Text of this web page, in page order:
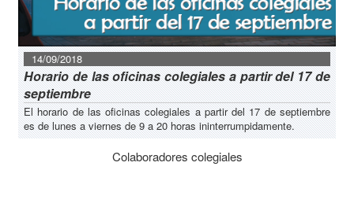
14/09/2018
Horario de las oficinas colegiales a partir del 17 de
septiembre
El horario de las oficinas colegiales a partir del 17 de septiembre
es de lunes a viernes de 9 a 20 horas ininterrumpidamente.
Colaboradores colegiales